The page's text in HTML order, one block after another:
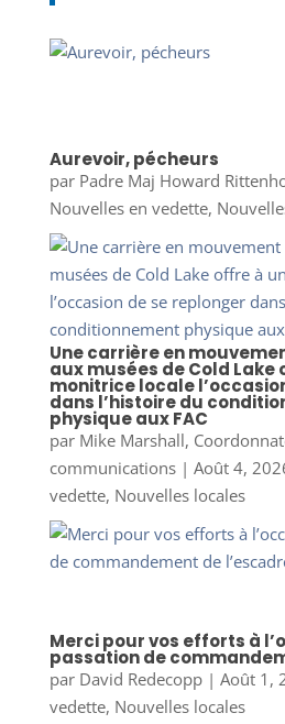
Aurevoir, pécheurs
par Padre Maj Howard
Nouvelles en vedette,
Une carrière en
aux musées de Cold Lake
monitrice locale
dans l’histoire du
physique aux FAC
par Mike Marshall,
communications| Août 4,
vedette, Nouvelles locales
Merci pour vos efforts à
passation de
par David Redecopp| Août 1,
vedette, Nouvelles locales